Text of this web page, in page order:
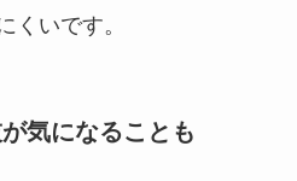
くいです。
気になることも